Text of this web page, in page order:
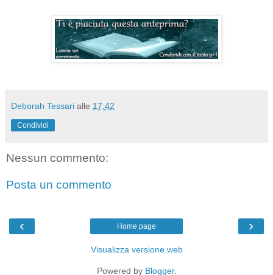
Deborah Tessari alle 17:42
Condividi
Nessun commento:
Posta un commento
‹ ›
Home page
Visualizza versione web
Powered by Blogger.